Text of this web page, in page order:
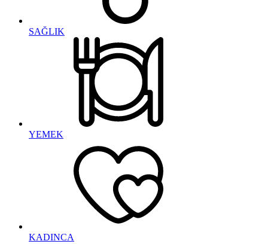
SAĞLIK
YEMEK
KADINCA